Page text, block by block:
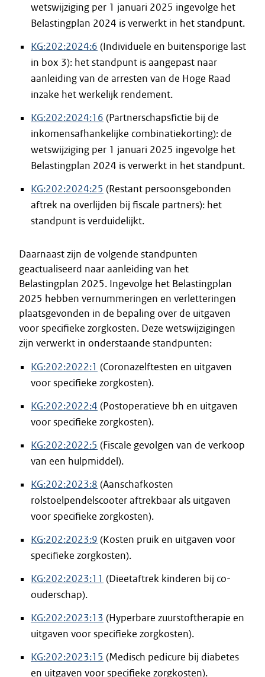
wetswijziging per 1 januari 2025 ingevolge het
Belastingplan 2024 is verwerkt in het standpunt.
KG:202:2024:6 (Individuele en buitensporige last
in box 3): het standpunt is aangepast naar
aanleiding van de arresten van de Hoge Raad
inzake het werkelijk rendement.
KG:202:2024:16 (Partnerschapsfictie bij de
inkomensafhankelijke combinatiekorting): de
wetswijziging per 1 januari 2025 ingevolge het
Belastingplan 2024 is verwerkt in het standpunt.
KG:202:2024:25 (Restant persoonsgebonden
aftrek na overlijden bij fiscale partners): het
standpunt is verduidelijkt.
Daarnaast zijn de volgende standpunten
geactualiseerd naar aanleiding van het
Belastingplan 2025. Ingevolge het Belastingplan
2025 hebben vernummeringen en verletteringen
plaatsgevonden in de bepaling over de uitgaven
voor specifieke zorgkosten. Deze wetswijzigingen
zijn verwerkt in onderstaande standpunten:
KG:202:2022:1 (Coronazelftesten en uitgaven
voor specifieke zorgkosten).
KG:202:2022:4 (Postoperatieve bh en uitgaven
voor specifieke zorgkosten).
KG:202:2022:5 (Fiscale gevolgen van de verkoop
van een hulpmiddel).
KG:202:2023:8 (Aanschafkosten
rolstoelpendelscooter aftrekbaar als uitgaven
voor specifieke zorgkosten).
KG:202:2023:9 (Kosten pruik en uitgaven voor
specifieke zorgkosten).
KG:202:2023:11 (Dieetaftrek kinderen bij co-
ouderschap).
KG:202:2023:13 (Hyperbare zuurstoftherapie en
uitgaven voor specifieke zorgkosten).
KG:202:2023:15 (Medisch pedicure bij diabetes
en uitgaven voor specifieke zorgkosten).